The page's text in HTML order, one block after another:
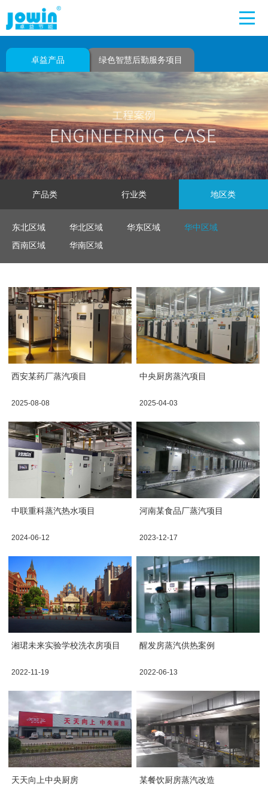
卓益产品 绿色智慧后勤服务项目
产品类 行业类 地区类
东北区域 华北区域 华东区域
华中区域
西南区域
华南区域
西安某药厂蒸汽项目
2025-08-08
中央厨房蒸汽项目
2025-04-03
中联重科蒸汽热水项目
2024-06-12
河南某食品厂蒸汽项目
2023-12-17
湘珺未来实验学校洗衣房项目
2022-11-19
醒发房蒸汽供热案例
2022-06-13
天天向上中央厨房 某餐饮厨房蒸汽改造